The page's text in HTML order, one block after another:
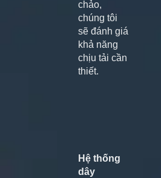
chảo,
chúng tôi
sẽ đánh giá
khả năng
chịu tải cần
thiết.
Hệ thống
dây